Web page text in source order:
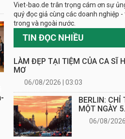
Viet-bao.de trân trọng cám ơn sự
quý đọc giả cùng các doanh nghiệp
trong và ngoài nước.
TIN ĐỌC NHIỀU
LÀM ĐẸP TẠI TIỆM CỦA CA SĨ
MƠ
06/08/2026 | 03:03
BERLIN: CHỈ
MỘT NGÀY
06/08/